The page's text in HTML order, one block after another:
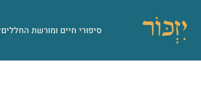
סיפורי חיים ומורשת החללים